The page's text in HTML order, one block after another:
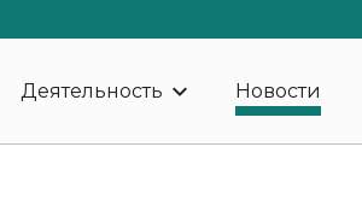
Деятельность Новости